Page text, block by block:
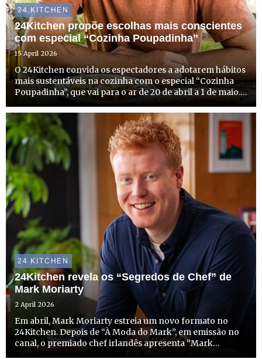
24 KITCHEN
24Kitchen propõe escolhas mais conscientes
com especial “Cozinha Poupadinha”
15 April 2026
O 24Kitchen convida os espectadores a adotarem hábitos
mais sustentáveis na cozinha com o especial “Cozinha
Poupadinha”, que vai para o ar de 20 de abril a 1 de maio.
algumas caras bem conhecidas do canal, o 24Kitchen
dedi...
24 KITCHEN
24Kitchen revela os “Segredos de Chef” de
Mark Moriarty
2 April 2026
Em abril, Mark Moriarty estreia um novo formato no
24Kitchen. Depois de “À Moda do Mark”, em emissão no
canal, o premiado chef irlandês apresenta “Mark